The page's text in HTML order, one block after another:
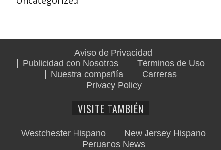
Aviso de Privacidad
Publicidad con Nosotros
Términos de Uso
Nuestra compañía
Carreras
Privacy Policy
VISITE TAMBIÉN
Westchester Hispano
New Jersey Hispano
Peruanos News